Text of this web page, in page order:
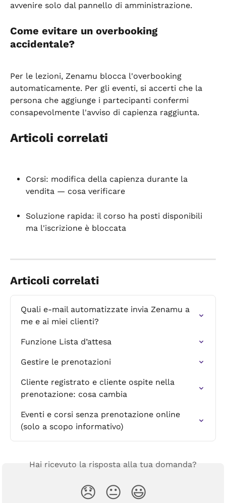
avvenire solo dal pannello di amministrazione.
Come evitare un overbooking
accidentale?
Per le lezioni, Zenamu blocca l'overbooking
automaticamente. Per gli eventi, si accerti che la
persona che aggiunge i partecipanti confermi
consapevolmente l'avviso di capienza raggiunta.
Articoli correlati
Corsi: modifica della capienza durante la
vendita — cosa verificare
Soluzione rapida: il corso ha posti disponibili
ma l'iscrizione è bloccata
Articoli correlati
Quali e-mail automatizzate invia Zenamu a
me e ai miei clienti?
Funzione Lista d’attesa
Gestire le prenotazioni
Cliente registrato e cliente ospite nella
prenotazione: cosa cambia
Eventi e corsi senza prenotazione online
(solo a scopo informativo)
Hai ricevuto la risposta alla tua domanda?
😞 😐 😃